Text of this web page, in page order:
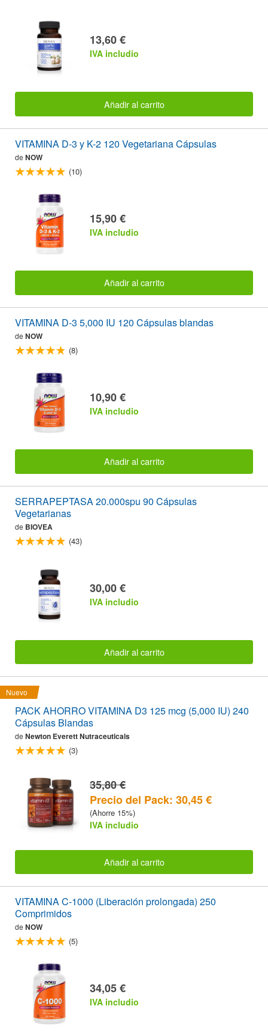
13,60 €
IVA includio
Añadir al carrito
VITAMINA D-3 y K-2 120 Vegetariana Cápsulas
de NOW
(10)
15,90 €
IVA includio
Añadir al carrito
VITAMINA D-3 5,000 IU 120 Cápsulas blandas
de NOW
(8)
10,90 €
IVA includio
Añadir al carrito
SERRAPEPTASA 20.000spu 90 Cápsulas
Vegetarianas
de BIOVEA
(43)
30,00 €
IVA includio
Añadir al carrito
Nuevo
PACK AHORRO VITAMINA D3 125 mcg (5,000 IU) 240
Cápsulas Blandas
de Newton Everett Nutraceuticals
(3)
35,80 €
Precio del Pack: 30,45 €
(Ahorre 15%)
IVA includio
Añadir al carrito
VITAMINA C-1000 (Liberación prolongada) 250
Comprimidos
de NOW
(5)
34,05 €
IVA includio